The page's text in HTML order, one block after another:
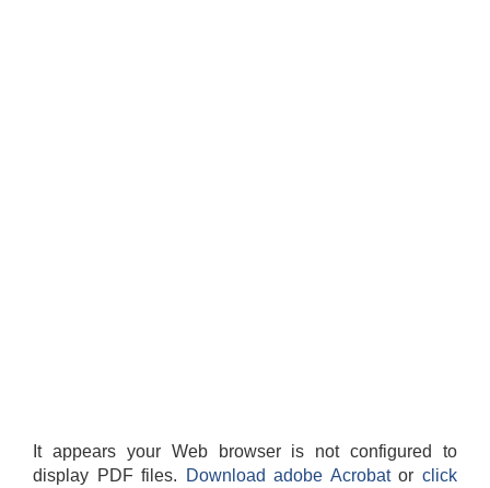
It appears your Web browser is not configured to
display PDF files.
Download adobe Acrobatorclick